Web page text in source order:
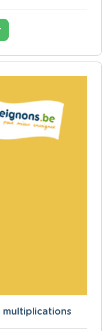
multiplications